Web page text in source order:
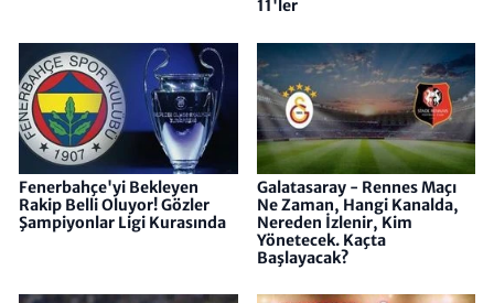
11'ler
Fenerbahçe'yi Bekleyen
Rakip Belli Oluyor! Gözler
Şampiyonlar Ligi Kurasında
Galatasaray - Rennes Maçı
Ne Zaman, Hangi Kanalda,
Nereden İzlenir, Kim
Yönetecek. Kaçta
Başlayacak?